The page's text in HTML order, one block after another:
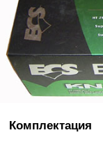
Комплектация